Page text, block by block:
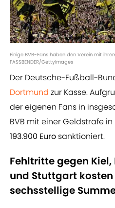
Einige BVB-Fans haben den Verein mit
FASSBENDER/GettyImages
Der Deutsche-Fußball-
Dortmund zur Kasse.
der eigenen Fans in
BVB mit einer Geldstrafe
193.900 Euro sanktioniert.
Fehltritte gegen
und Stuttgart kosten
sechsstellige